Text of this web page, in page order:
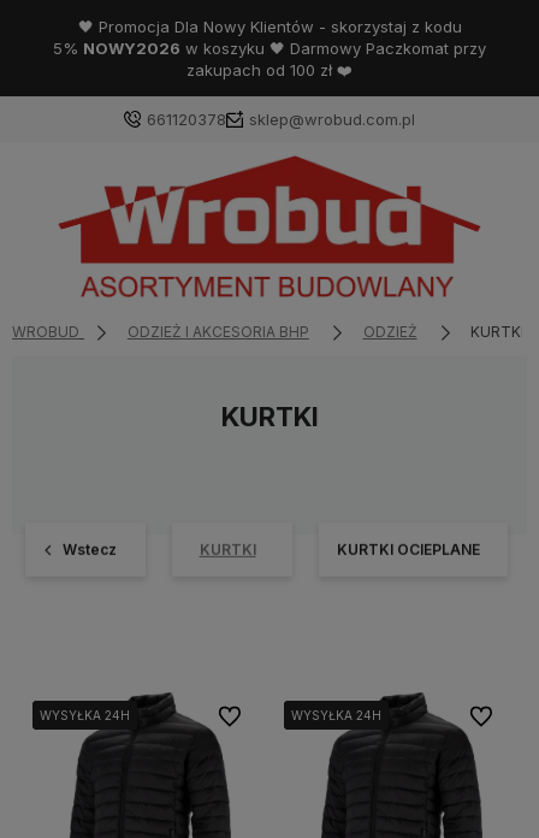
🖤 Promocja Dla Nowy Klientów - skorzystaj z kodu
5% NOWY2026 w koszyku 🖤 Darmowy Paczkomat przy
zakupach od 100 zł ❤️
661120378 sklep@wrobud.com.pl
WROBUD ODZIEŻ I AKCESORIA BHP ODZIEŻ KURTKI
KURTKI
Wstecz KURTKI KURTKI OCIEPLANE
WYSYŁKA 24H
WYSYŁKA 24H
WYSYŁKA 24H Do ulubionychWYSYŁKA 24H
WYSYŁKA 24H
WYSYŁKA 24H Do